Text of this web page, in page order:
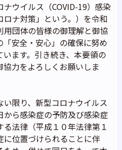
ウイルス（COVID-19）感染
ナ対策」という。）を令和
用団体の皆様の御理解と御協
安全・安心」の確保に努め
ます。引き続き、本要領の
力をよろしくお願いしま
限り、新型コロナウイルス
ら感染症の予防及び感染症
法律（平成１０年法律第１
に位置づけられることに伴